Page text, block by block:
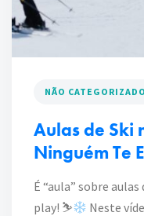
NÃO CATEGORIZADO
Aulas de Ski
Ninguém Te
É “aula” sobre
play! ⛷
Neste